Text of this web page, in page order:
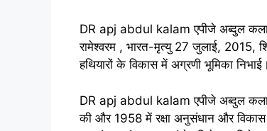
DR apj abdul kalam एपीजे अब्दुल
रामेश्वरम , भारत-मृत्यु 27 जुलाई, 2015,
हथियारों के विकास में अग्रणी भूमिका
DR apj abdul kalam एपीजे अब्दुल कलाम
की और 1958 में रक्षा अनुसंधान और